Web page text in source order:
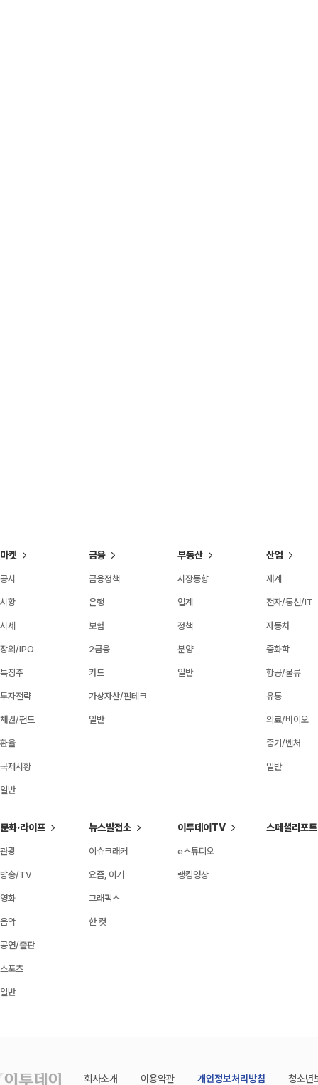
마켓
공시
시황
시세
장외/IPO
특징주
투자전략
채권/펀드
환율
국제시황
일반
금융
금융정책
은행
보험
2금융
카드
가상자산/핀테크
일반
부동산
시장동향
업계
정책
분양
일반
산업
재계
전자/통신/IT
자동차
중화학
항공/물류
유통
의료/바이오
중기/벤처
일반
문화·라이프
관광
방송/TV
영화
음악
공연/출판
스포츠
일반
뉴스발전소
이슈크래커
요즘, 이거
그래픽스
한 컷
이투데이TV
e스튜디오
랭킹영상
스페셜리포트
회사소개 이용약관 개인정보처리방침 청소년